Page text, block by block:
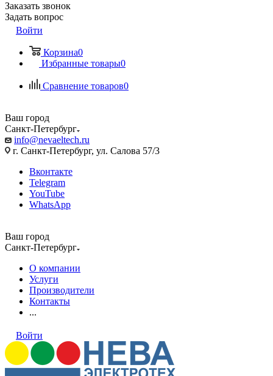
Заказать звонок
Задать вопрос
Войти
Корзина0
Избранные товары0
Сравнение товаров0
Ваш город
Санкт-Петербург
info@nevaeltech.ru
г. Санкт-Петербург, ул. Салова 57/3
Вконтакте
Telegram
YouTube
WhatsApp
Ваш город
Санкт-Петербург
О компании
Услуги
Производители
Контакты
...
Войти